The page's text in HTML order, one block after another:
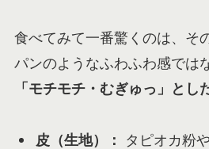
食べてみて一番驚くのは、そ
パンのようなふわふわ感では
「モチモチ・むぎゅっ」とし
皮（生地）：
タピオカ粉